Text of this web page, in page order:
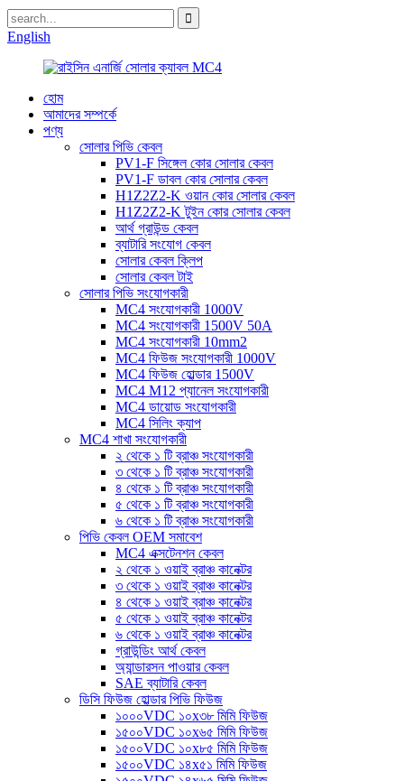
English
হোম
আমাদের সম্পর্কে
পণ্য
সোলার পিভি কেবল
PV1-F সিঙ্গেল কোর সোলার কেবল
PV1-F ডাবল কোর সোলার কেবল
H1Z2Z2-K ওয়ান কোর সোলার কেবল
H1Z2Z2-K টুইন কোর সোলার কেবল
আর্থ গ্রাউন্ড কেবল
ব্যাটারি সংযোগ কেবল
সোলার কেবল ক্লিপ
সোলার কেবল টাই
সোলার পিভি সংযোগকারী
MC4 সংযোগকারী 1000V
MC4 সংযোগকারী 1500V 50A
MC4 সংযোগকারী 10mm2
MC4 ফিউজ সংযোগকারী 1000V
MC4 ফিউজ হোল্ডার 1500V
MC4 M12 প্যানেল সংযোগকারী
MC4 ডায়োড সংযোগকারী
MC4 সিলিং ক্যাপ
MC4 শাখা সংযোগকারী
২ থেকে ১ টি ব্রাঞ্চ সংযোগকারী
৩ থেকে ১ টি ব্রাঞ্চ সংযোগকারী
৪ থেকে ১ টি ব্রাঞ্চ সংযোগকারী
৫ থেকে ১ টি ব্রাঞ্চ সংযোগকারী
৬ থেকে ১ টি ব্রাঞ্চ সংযোগকারী
পিভি কেবল OEM সমাবেশ
MC4 এক্সটেনশন কেবল
২ থেকে ১ ওয়াই ব্রাঞ্চ কানেক্টর
৩ থেকে ১ ওয়াই ব্রাঞ্চ কানেক্টর
৪ থেকে ১ ওয়াই ব্রাঞ্চ কানেক্টর
৫ থেকে ১ ওয়াই ব্রাঞ্চ কানেক্টর
৬ থেকে ১ ওয়াই ব্রাঞ্চ কানেক্টর
গ্রাউন্ডিং আর্থ কেবল
অ্যান্ডারসন পাওয়ার কেবল
SAE ব্যাটারি কেবল
ডিসি ফিউজ হোল্ডার পিভি ফিউজ
১০০০VDC ১০x৩৮ মিমি ফিউজ
১৫০০VDC ১০x৬৫ মিমি ফিউজ
১৫০০VDC ১০x৮৫ মিমি ফিউজ
১৫০০VDC ১৪x৫১ মিমি ফিউজ